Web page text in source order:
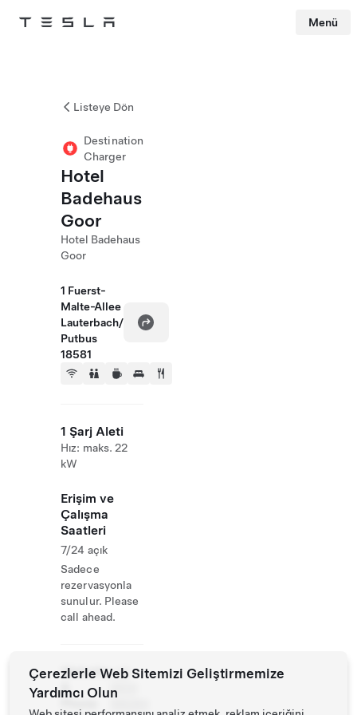
Tesla Menü
Listeye Dön
Destination
Charger
Hotel
Badehaus
Goor
Hotel Badehaus
Goor
1 Fuerst-
Malte-Allee
Lauterbach/
Putbus
18581
1 Şarj Aleti
Hız: maks. 22
kW
Erişim ve
Çalışma
Saatleri
7/24 açık
Sadece
rezervasyonla
sunulur. Please
call ahead.
Website
&
+49
3830
Çerezlerle Web Sitemizi Geliştirmemize
Yardımcı Olun